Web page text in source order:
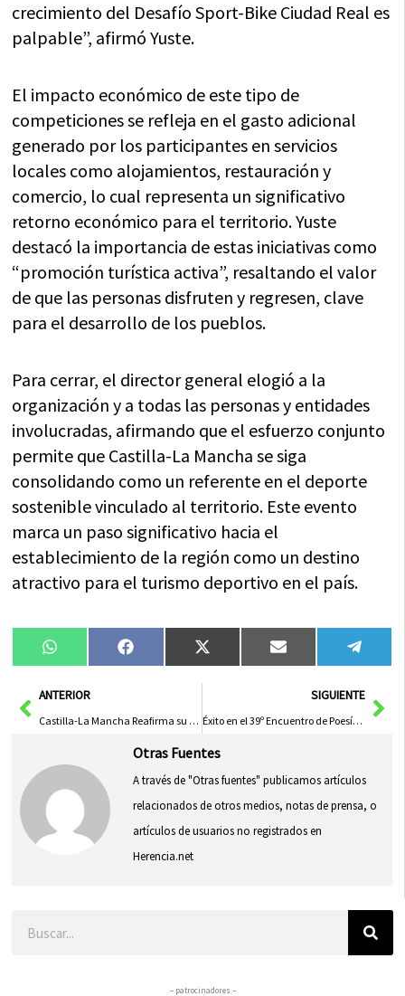
crecimiento del Desafío Sport-Bike Ciudad Real es
palpable”, afirmó Yuste.
El impacto económico de este tipo de
competiciones se refleja en el gasto adicional
generado por los participantes en servicios
locales como alojamientos, restauración y
comercio, lo cual representa un significativo
retorno económico para el territorio. Yuste
destacó la importancia de estas iniciativas como
“promoción turística activa”, resaltando el valor
de que las personas disfruten y regresen, clave
para el desarrollo de los pueblos.
Para cerrar, el director general elogió a la
organización y a todas las personas y entidades
involucradas, afirmando que el esfuerzo conjunto
permite que Castilla-La Mancha se siga
consolidando como un referente en el deporte
sostenible vinculado al territorio. Este evento
marca un paso significativo hacia el
establecimiento de la región como un destino
atractivo para el turismo deportivo en el país.
Compartir
en
WhatsAppCompartir
en
FacebookCompartir
en
X
(Twitter)
Compartir
en
Email
en
AntANTERIOR
Castilla-La Mancha Reafirma su Liderazgo en Congresos Nacionales de Farmacéuticos
SIGUIENTE
Éxito en el 39º Encuentro de Poesía Española en Almagro: Destaca «Slam Poetry» de Apazlabrando
Otras Fuentes
A través de "Otras fuentes" publicamos artículos
relacionados de otros medios, notas de prensa, o
artículos de usuarios no registrados en
Herencia.net
– patrocinadores –